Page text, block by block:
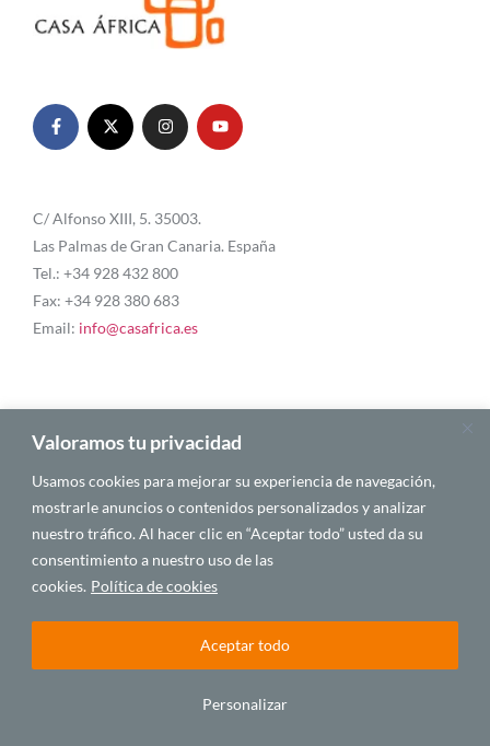
Valoramos tu privacidad
Usamos cookies para mejorar su experiencia de navegación,
mostrarle anuncios o contenidos personalizados y analizar
nuestro tráfico. Al hacer clic en “Aceptar todo” usted da su
consentimiento a nuestro uso de las
cookies. Política de cookies
Personalizar
Aceptar todo
C/ Alfonso XIII, 5. 35003.
Las Palmas de Gran Canaria. España
Tel.: +34 928 432 800
Fax: +34 928 380 683
Email: info@casafrica.es
Blog
About Us
Personalities
English